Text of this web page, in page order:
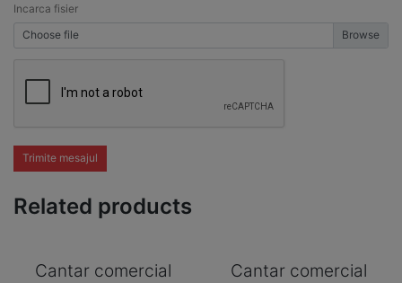
Incarca fisier
Choose file
Trimite mesajul
Related products
Cantar comercial
Cantar comercial